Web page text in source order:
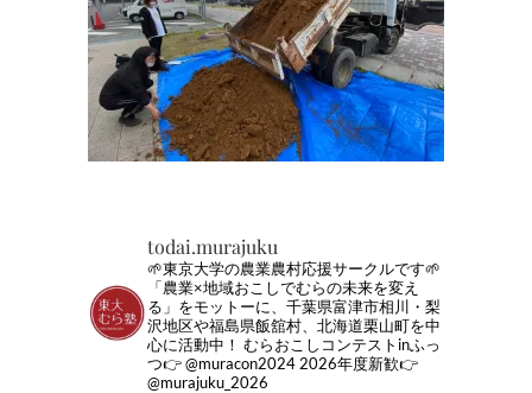
todai.murajuku
🌱東京大学の農業農村応援サークルです🌱
「農業×地域おこしでむらの未来を変え
る」をモットーに、千葉県富津市相川・梨
沢地区や福島県飯舘村、北海道栗山町を中
心に活動中！ むらおこしコンテストinふっ
つ👉 @muracon2024 2026年度新歓👉
@murajuku_2026